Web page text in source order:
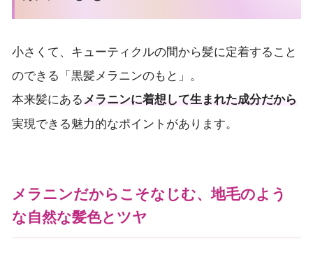
小さくて、キューティクルの間から髪に定着すること
のできる「黒髪メラニンのもと」。
本来髪にある メラニンに着想して生まれた成分だから
実現できる魅力的なポイントがあります。
メラニンだからこそなじむ、地毛のよう
な自然な髪色とツヤ